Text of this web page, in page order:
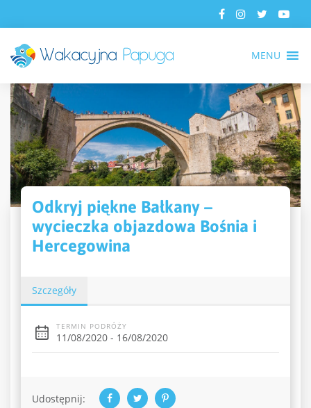
MENU
Odkryj piękne Bałkany –
wycieczka objazdowa Bośnia i
Hercegowina
Szczegóły
TERMIN PODRÓŻY
11/08/2020 - 16/08/2020
Udostępnij: